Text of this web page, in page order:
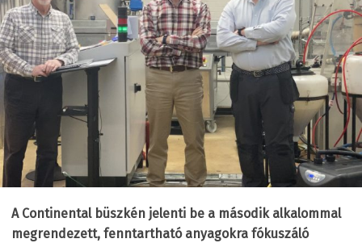
A Continental büszkén jelenti be a második alkalommal
megrendezett, fenntartható anyagokra fókuszáló